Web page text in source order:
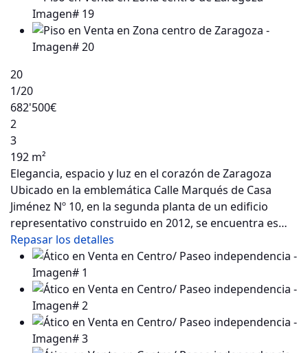
20
1/20
682'500€
2
3
192 m²
Elegancia, espacio y luz en el corazón de Zaragoza
Ubicado en la emblemática Calle Marqués de Casa
Jiménez Nº 10, en la segunda planta de un edificio
representativo construido en 2012, se encuentra es…
Repasar los detalles